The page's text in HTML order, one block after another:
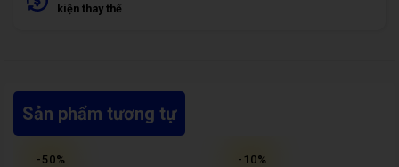
kiện thay thế
Sản phẩm tương tự
- 50% - 10%